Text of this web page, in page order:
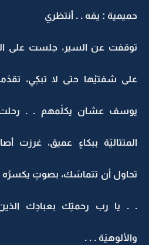
حميمية : يمَه . . أنتظري
توقفت عن السير، جلست على
على شفتيْها حتى لا تبكِي،
يوسف عشان يكلَمهم . . رحلت
المتتاليَة ببكاءٍ عميق، غرزت
تحاول أن تتماسَك، بصوتٍ يكسرُه
. . يا رب رحمتِك بعبادِك
والألوهيَة . . .